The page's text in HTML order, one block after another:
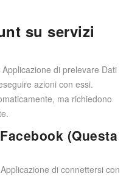
su servizi
di prelevare Dati
azioni con essi.
ma richiedono
(Questa
di connettersi con